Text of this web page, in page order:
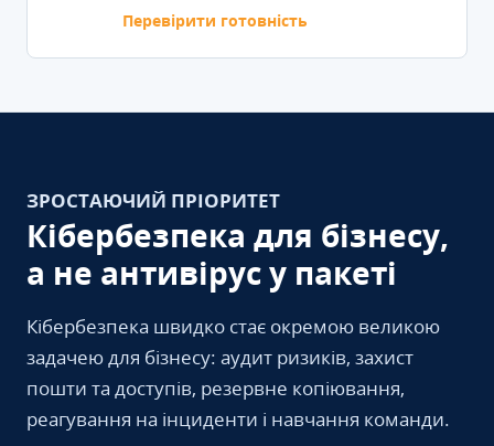
Перевірити готовність
ЗРОСТАЮЧИЙ ПРІОРИТЕТ
Кібербезпека для бізнесу,
а не антивірус у пакеті
Кібербезпека швидко стає окремою великою
задачею для бізнесу: аудит ризиків, захист
пошти та доступів, резервне копіювання,
реагування на інциденти і навчання команди.